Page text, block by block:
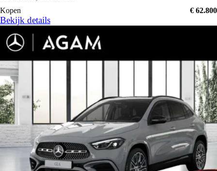
Kopen € 62.800
Bekijk details